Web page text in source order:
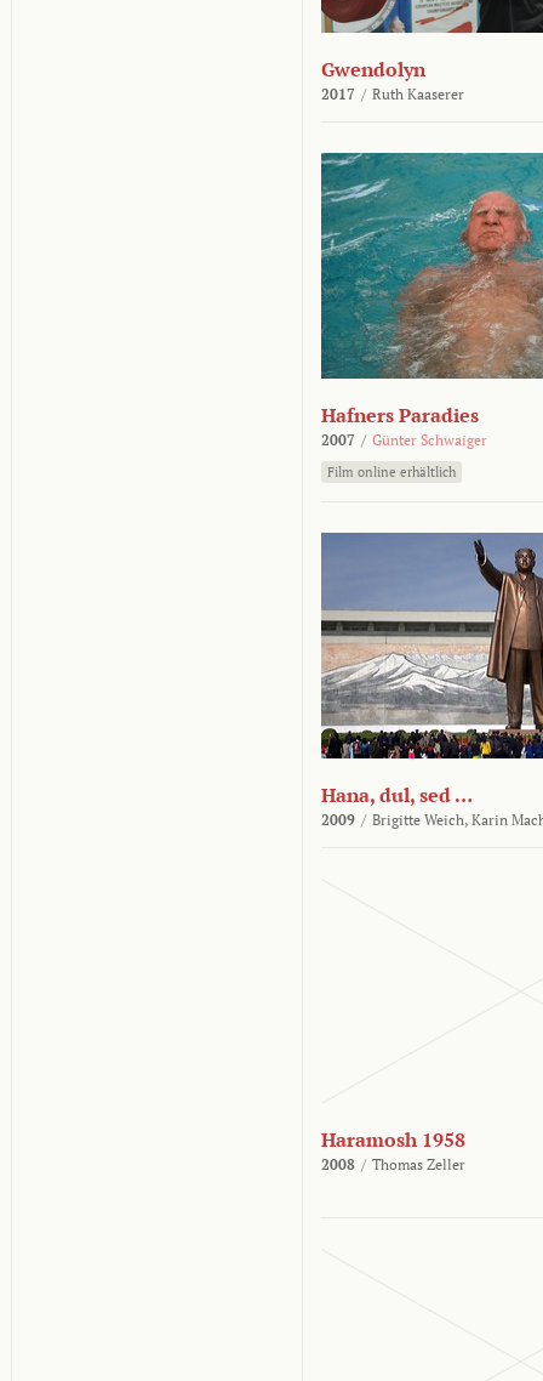
Gwendolyn
2017 / Ruth Kaaserer
Hafners Paradies
2007 / Günter Schwaiger
Film online erhältlich
Hana, dul, sed …
2009 / Brigitte Weich, Karin
Haramosh 1958
2008 / Thomas Zeller